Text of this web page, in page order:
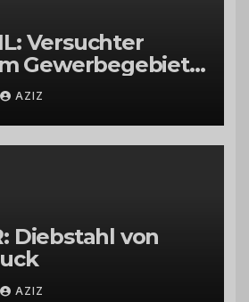
Versuchter
Gewerbegebiet
AZIZ
Diebstahl von
AZIZ